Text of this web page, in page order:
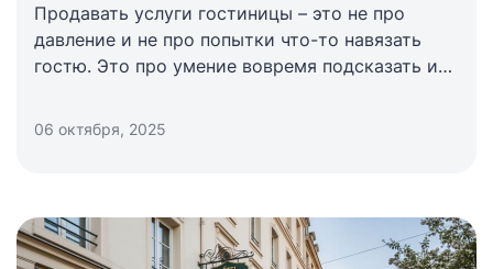
Продавать услуги гостиницы – это не про
давление и не про попытки что-то навязать
гостю. Это про умение вовремя подсказать и
Дополнительные возможности – не «плюс к
номеру», а часть общего впечатления от
охотнее пользуется тем, что есть в отеле,
остается дольше и с удовольствием
06 октября, 2025